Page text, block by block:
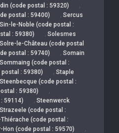
(code postal : 59320) ,
postal : 59400) , Sercus
Sin-le-Noble (code postal :
: 59380) , Solesmes
Solre-le-Château (code postal
postal : 59740) , Somain
Sommaing (code postal :
: 59380) , Staple
Steenbecque (code postal :
: 59380) ,
59114) , Steenwerck
Strazeele (code postal :
(code postal :
(code postal : 59570) ,